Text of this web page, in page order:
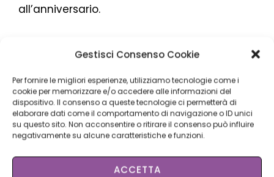
Gestisci Consenso Cookie
Per fornire le migliori esperienze, utilizziamo tecnologie come i
cookie per memorizzare e/o accedere alle informazioni del
dispositivo. Il consenso a queste tecnologie ci permetterà di
elaborare dati come il comportamento di navigazione o ID unici
su questo sito. Non acconsentire o ritirare il consenso può influire
negativamente su alcune caratteristiche e funzioni.
ACCETTA
all’anniversario.
Natur Belle Roma Petrocelli:
Via Biagio Petrocelli 239, Roma.
Tel. 06 85381485